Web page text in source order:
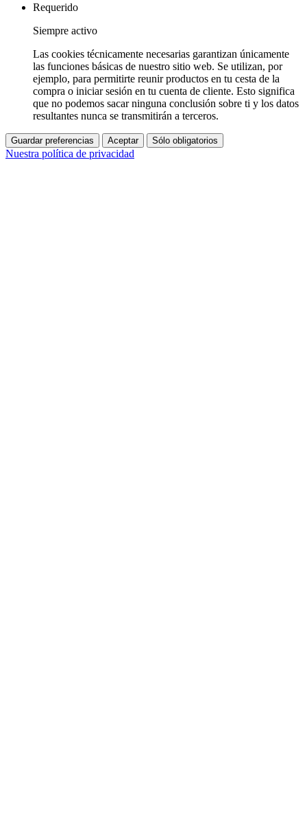
Requerido
Siempre activo
Las cookies técnicamente necesarias garantizan únicamente
las funciones básicas de nuestro sitio web. Se utilizan, por
ejemplo, para permitirte reunir productos en tu cesta de la
compra o iniciar sesión en tu cuenta de cliente. Esto significa
que no podemos sacar ninguna conclusión sobre ti y los datos
resultantes nunca se transmitirán a terceros.
Guardar preferencias Aceptar Sólo obligatorios
Nuestra política de privacidad